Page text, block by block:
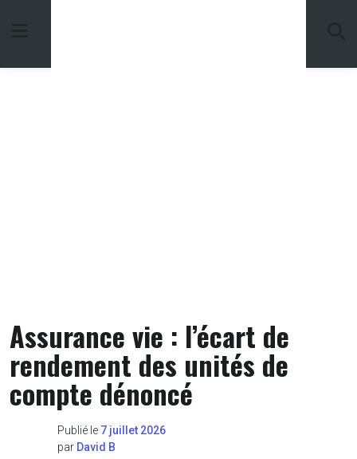
Assurance vie : l’écart de
rendement des unités de
compte dénoncé
Publié le 7 juillet 2026
par David B